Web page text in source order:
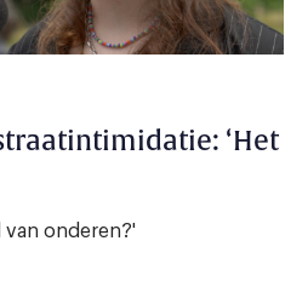
‘Het
van onderen?'